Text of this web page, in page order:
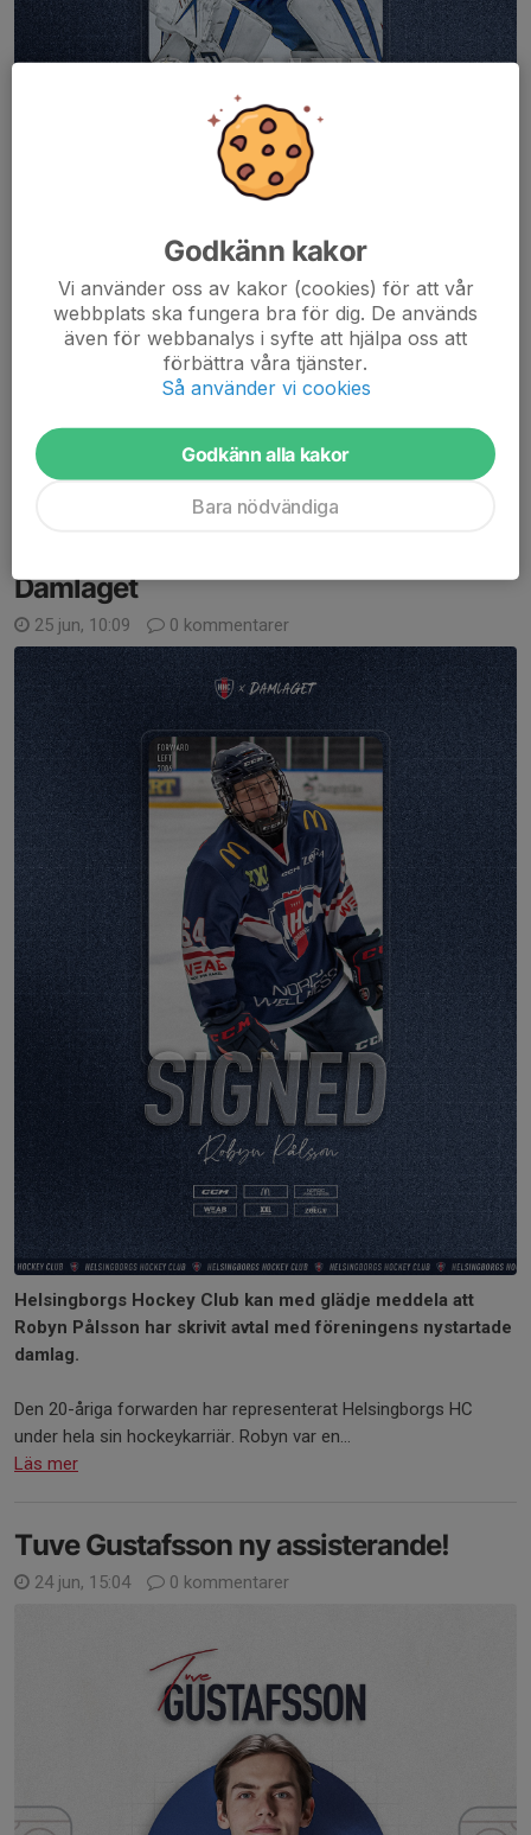
Helsingborgs HC kan med glädje välkomna Kaia
Hollingsworth till föreningens damsatsning inför säsongen
ansluter till Helsingborg efter fem säsonger...
Läs mer
Damlaget
25 jun, 10:09 0 kommentarer
Helsingborgs Hockey Club kan med glädje meddela att
Robyn Pålsson har skrivit avtal med föreningens nystartade
damlag.
Den 20-åriga forwarden har representerat Helsingborgs HC
under hela sin hockeykarriär. Robyn var en...
Läs mer
Tuve Gustafsson ny assisterande!
24 jun, 15:04 0 kommentarer
Godkänn kakor
Vi använder oss av kakor (cookies) för att vår
webbplats ska fungera bra för dig. De används
även för webbanalys i syfte att hjälpa oss att
förbättra våra tjänster.
Så använder vi cookies
Godkänn alla kakor
Bara nödvändiga